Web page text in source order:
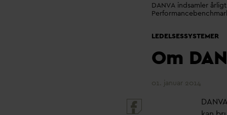
DANVA indsamler
LEDELSESSYSTEMER
Om D
01. januar 2014
DANV